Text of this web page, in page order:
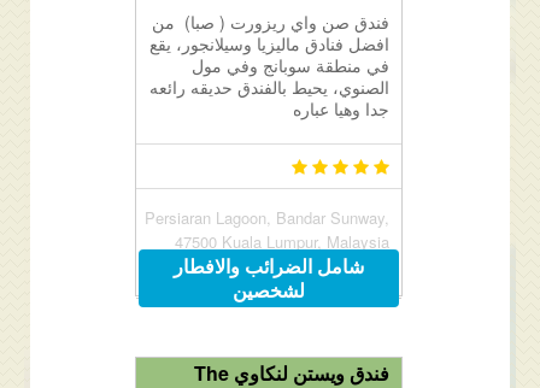
فندق صن واي ريزورت ( صبا) من
افضل فنادق ماليزيا وسيلانجور، يقع
في منطقة سوبانج وفي مول
الصنوي، يحيط بالفندق حديقه رائعه
جدا وهيا عباره
Persiaran Lagoon, Bandar Sunway,
47500 Kuala Lumpur, Malaysia
شامل الضرائب والافطار
لشخصين
فندق ويستن لنكاوي The